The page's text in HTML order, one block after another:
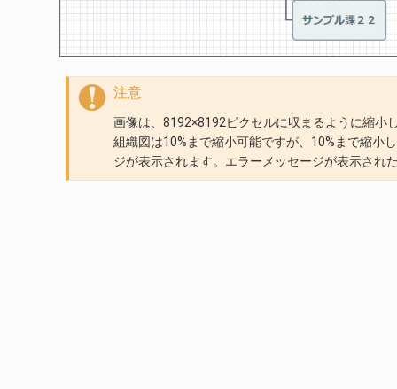
注意
画像は、8192×8192ピクセルに収まるように縮小
組織図は10%まで縮小可能ですが、10%まで縮小
ジが表示されます。エラーメッセージが表示され